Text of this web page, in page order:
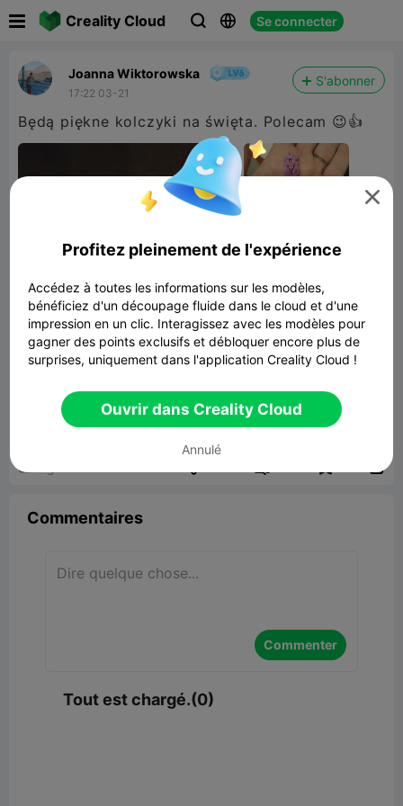
Creality Cloud   Se connecter
Joanna Wiktorowska
17:22 03-21
S'abonner
Będą piękne kolczyki na święta. Polecam 😉👍
164.73KB Lier un modèle
 
Commentaires
Commenter
Tout est chargé.(0)

Profitez pleinement de l'expérience
Accédez à toutes les informations sur les modèles,
bénéficiez d'un découpage fluide dans le cloud et d'une
impression en un clic. Interagissez avec les modèles pour
gagner des points exclusifs et débloquer encore plus de
surprises, uniquement dans l'application Creality Cloud !
Ouvrir dans Creality Cloud
Annulé